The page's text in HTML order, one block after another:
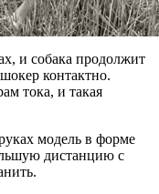
и собака продолжит
контактно.
тока, и такая
модель в форме
дистанцию с